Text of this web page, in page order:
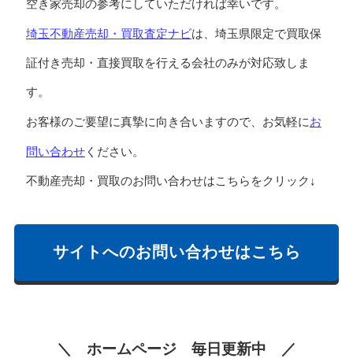
空き家売却の参考にしていただければ幸いです。
埼玉不動産売却・買取査定ナビは、埼玉県限定で買取保
証付き売却・直接買取を行える会社のみが対応致しま
す。
お客様のご要望に真摯に向き合いますので、お気軽にお
問い合わせください。
不動産売却・買取のお問い合わせはこちらをクリック↓
サイトへのお問い合わせはこちら
＼ ホームページ 毎日更新中 ／